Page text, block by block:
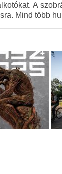
A
Mind több